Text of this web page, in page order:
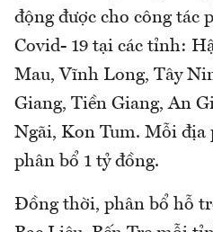
động được cho công tác
Covid- 19 tại các tỉnh:
Mau, Vĩnh Long, Tây
Giang, Tiền Giang, An
Ngãi, Kon Tum. Mỗi địa
phân bổ 1 tỷ đồng.
Đồng thời, phân bổ hỗ